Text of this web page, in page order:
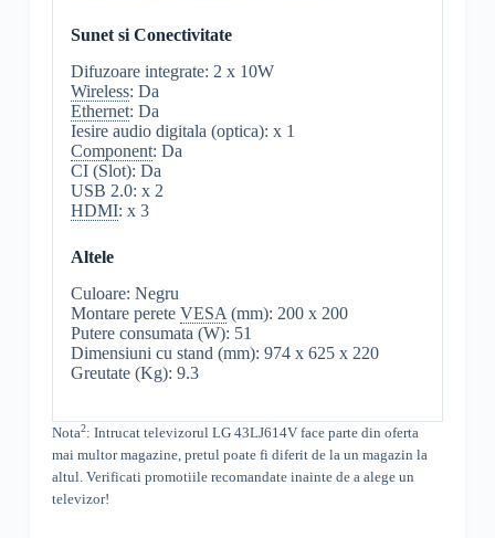
Sunet si Conectivitate
Difuzoare integrate: 2 x 10W
Wireless: Da
Ethernet: Da
Iesire audio digitala (optica): x 1
Component: Da
CI (Slot): Da
USB 2.0: x 2
HDMI: x 3
Altele
Culoare: Negru
Montare perete VESA (mm): 200 x 200
Putere consumata (W): 51
Dimensiuni cu stand (mm): 974 x 625 x 220
Greutate (Kg): 9.3
Nota2: Intrucat televizorul LG 43LJ614Vface parte din oferta
mai multor magazine, pretul poate fi diferit de la un magazin la
altul. Verificati promotiile recomandate inainte de a alege un
televizor!